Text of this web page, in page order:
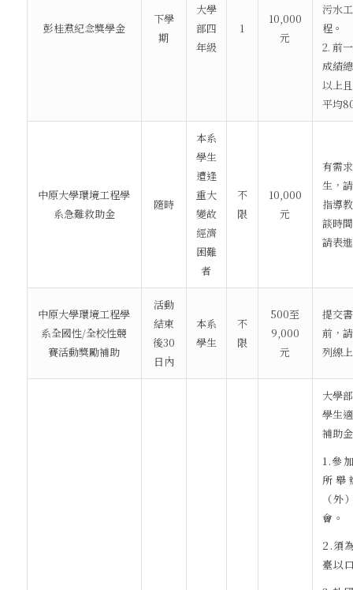
彭桂焄紀念獎學金
下學
期
大學
部四
年級
1
10,000
元
污水
程。
2. 前
成績
以上
平均
中原大學環境工程學
系急難救助金
隨時
本系
學生
遭逢
重大
變故
經濟
困難
者
不
限
10,000
元
有需
生，
指導
談時
請表
中原大學環境工程學
系全國性/全校性競
賽活動獎勵補助
活動
結束
後30
日內
本系
學生
不
限
500至
9,000
元
提交
前，
列線
大學
學生
補助
1.參
所舉
（外
會。
2.須
臺以